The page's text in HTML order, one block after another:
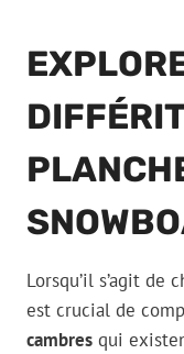
Lorsqu’il s’agit de
est crucial de
cambres qui